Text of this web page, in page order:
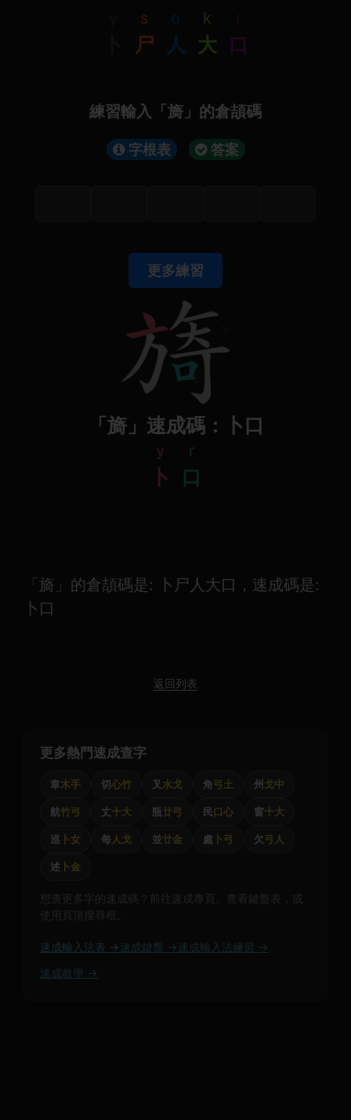
s
尸
o
人
k
大
r
口
練習輸入「旖」的倉頡碼
字根表 答案
更多練習
「旖」速成碼：卜口
y
卜
r
口
「旖」的倉頡碼是: 卜尸人大口，速成碼是:
卜口
返回列表
更多熱門速成查字
韋木手 切心竹 叉 水戈 角弓土 州 戈中
航竹弓 丈十大 瓶廿弓 民口心 窗十大
巡 卜女 每人戈 並廿金 處 卜弓 欠弓人
述 卜金
想查更多字的速成碼？前往速成專頁、查看鍵盤表，或
使用頁頂搜尋框。
速成輸入法表 → 速成鍵盤 → 速成輸入法練習 →
速成教學 →